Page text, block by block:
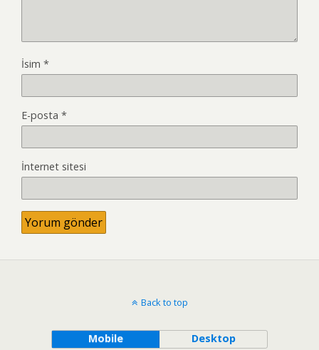
İsim *
E-posta *
İnternet sitesi
Back to top
Mobile Desktop